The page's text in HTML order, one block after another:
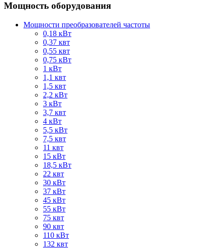
Мощность оборудования
Мощности преобразователей частоты
0,18 кВт
0,37 квт
0,55 квт
0,75 кВт
1 кВт
1,1 квт
1,5 квт
2,2 кВт
3 кВт
3,7 квт
4 кВт
5,5 кВт
7,5 квт
11 квт
15 кВт
18,5 кВт
22 квт
30 кВт
37 кВт
45 кВт
55 кВт
75 квт
90 квт
110 кВт
132 квт